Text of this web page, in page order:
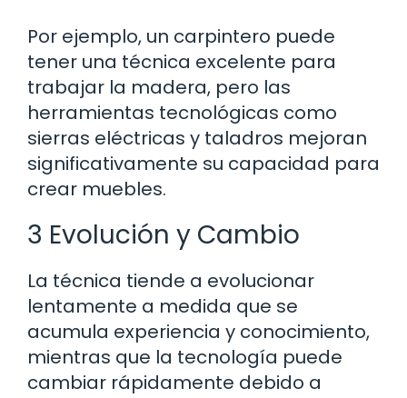
Por ejemplo, un carpintero puede
tener una técnica excelente para
trabajar la madera, pero las
herramientas tecnológicas como
sierras eléctricas y taladros mejoran
significativamente su capacidad para
crear muebles.
3 Evolución y Cambio
La técnica tiende a evolucionar
lentamente a medida que se
acumula experiencia y conocimiento,
mientras que la tecnología puede
cambiar rápidamente debido a